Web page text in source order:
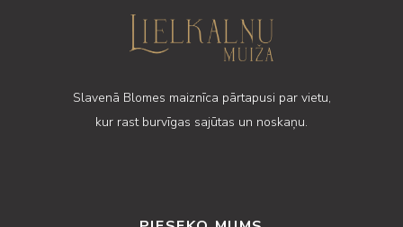
Slavenā Blomes maiznīca pārtapusi par vietu,
kur rast burvīgas sajūtas un noskaņu.